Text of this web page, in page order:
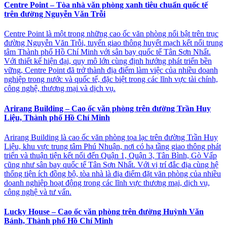
Centre Point – Tòa nhà văn phòng xanh tiêu chuẩn quốc tế
trên đường Nguyễn Văn Trỗi
Centre Point là một trong những cao ốc văn phòng nổi bật trên trục
đường Nguyễn Văn Trỗi, tuyến giao thông huyết mạch kết nối trung
tâm Thành phố Hồ Chí Minh với sân bay quốc tế Tân Sơn Nhất.
Với thiết kế hiện đại, quy mô lớn cùng định hướng phát triển bền
vững, Centre Point đã trở thành địa điểm làm việc của nhiều doanh
nghiệp trong nước và quốc tế, đặc biệt trong các lĩnh vực tài chính,
công nghệ, thương mại và dịch vụ.
Arirang Building – Cao ốc văn phòng trên đường Trần Huy
Liệu, Thành phố Hồ Chí Minh
Arirang Building là cao ốc văn phòng tọa lạc trên đường Trần Huy
Liệu, khu vực trung tâm Phú Nhuận, nơi có hạ tầng giao thông phát
triển và thuận tiện kết nối đến Quận 1, Quận 3, Tân Bình, Gò Vấp
cũng như sân bay quốc tế Tân Sơn Nhất. Với vị trí đắc địa cùng hệ
thống tiện ích đồng bộ, tòa nhà là địa điểm đặt văn phòng của nhiều
doanh nghiệp hoạt động trong các lĩnh vực thương mại, dịch vụ,
công nghệ và tư vấn.
Lucky House – Cao ốc văn phòng trên đường Huỳnh Văn
Bánh, Thành phố Hồ Chí Minh